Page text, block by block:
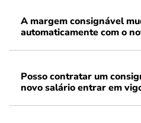
A margem consignável
automaticamente com o
Posso contratar um
novo salário entrar em